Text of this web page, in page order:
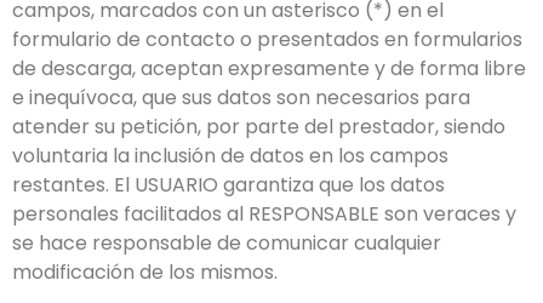
campos, marcados con un asterisco (*) en el
formulario de contacto o presentados en formularios
de descarga, aceptan expresamente y de forma libre
e inequívoca, que sus datos son necesarios para
atender su petición, por parte del prestador, siendo
voluntaria la inclusión de datos en los campos
restantes. El USUARIO garantiza que los datos
personales facilitados al RESPONSABLE son veraces y
se hace responsable de comunicar cualquier
modificación de los mismos.